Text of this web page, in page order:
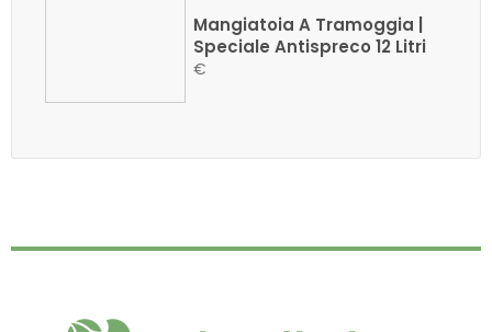
Mangiatoia A Tramoggia |
Speciale Antispreco 12 Litri
€